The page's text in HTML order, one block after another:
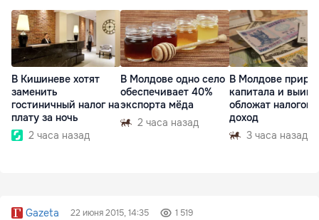
В Кишиневе хотят
заменить
гостиничный налог на
плату за ночь
2 часа назад
В Молдове одно село
обеспечивает 40%
экспорта мёда
2 часа назад
В Молдове
капитала и
обложат налогом
доход
3 часа назад
Gazeta 22 июня 2015, 14:35 1 519